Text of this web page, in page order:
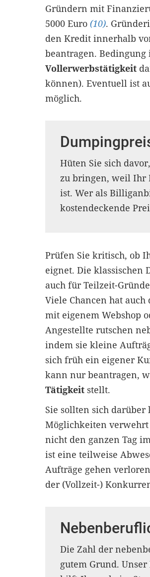
Gründern mit
5000 Euro (10).
den Kredit innerhalb
beantragen. Bedingung
Vollerwerbstätigkeit
können). Eventuell ist
möglich.
Hüten Sie sich
zu bringen, weil Ihr
ist. Wer als
kostendeckende
Prüfen Sie kritisch, ob
eignet. Die klassischen
auch für Teilzeit-
Viele Chancen hat
mit eigenem Webshop
Angestellte rutschen
indem sie kleine
sich früh ein eigener
kann nur beantragen,
Tätigkeitstellt.
Sie sollten sich
Möglichkeiten
nicht den ganzen Tag
ist eine teilweise
Aufträge gehen
der (Vollzeit-)
Die Zahl der
gutem Grund. Unser